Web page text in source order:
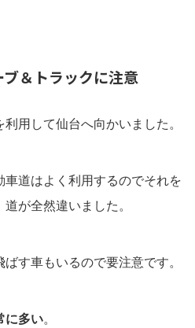
＆トラックに注意
用して仙台へ向かいました。
道はよく利用するのでそれを
が全然違いました。
ばす車もいるので要注意です。
に多い。